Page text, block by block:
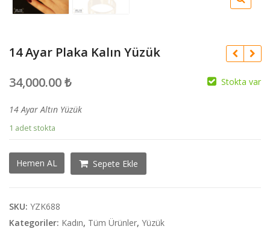
14 Ayar Plaka Kalın Yüzük
34,000.00₺ Stokta var
14 Ayar Altın Yüzük
1 adet stokta
Hemen AL
14
Ayar
adet
Sepete Ekle
SKU: YZK688
Kategoriler: Kadın, Tüm Ürünler, Yüzük